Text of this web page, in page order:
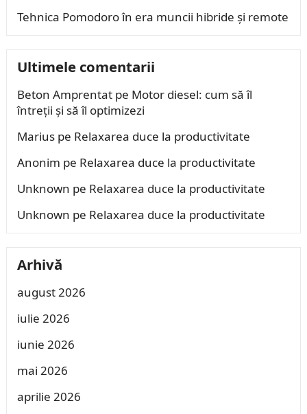
Tehnica Pomodoro în era muncii hibride și remote
Ultimele comentarii
Beton Amprentatpe Motor diesel: cum să îl
întreții și să îl optimizezi
Mariuspe Relaxarea duce la productivitate
Anonim pe Relaxarea duce la productivitate
Unknown pe Relaxarea duce la productivitate
Unknown pe Relaxarea duce la productivitate
Arhivă
august 2026
iulie 2026
iunie 2026
mai 2026
aprilie 2026